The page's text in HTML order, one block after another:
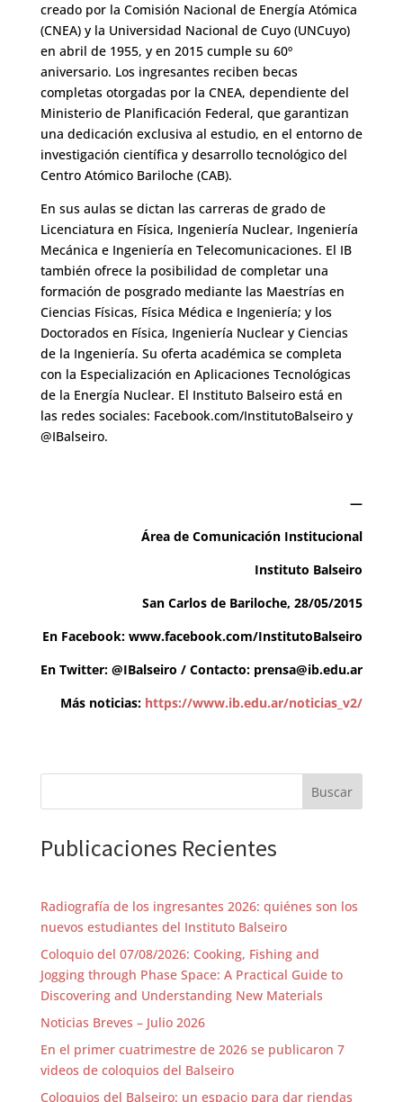
creado por la Comisión Nacional de Energía Atómica
(CNEA) y la Universidad Nacional de Cuyo (UNCuyo)
en abril de 1955, y en 2015 cumple su 60º
aniversario. Los ingresantes reciben becas
completas otorgadas por la CNEA, dependiente del
Ministerio de Planificación Federal, que garantizan
una dedicación exclusiva al estudio, en el entorno de
investigación científica y desarrollo tecnológico del
Centro Atómico Bariloche (CAB).
En sus aulas se dictan las carreras de grado de
Licenciatura en Física, Ingeniería Nuclear, Ingeniería
Mecánica e Ingeniería en Telecomunicaciones. El IB
también ofrece la posibilidad de completar una
formación de posgrado mediante las Maestrías en
Ciencias Físicas, Física Médica e Ingeniería; y los
Doctorados en Física, Ingeniería Nuclear y Ciencias
de la Ingeniería. Su oferta académica se completa
con la Especialización en Aplicaciones Tecnológicas
de la Energía Nuclear. El Instituto Balseiro está en
las redes sociales: Facebook.com/InstitutoBalseiro y
@IBalseiro.
—
Área de Comunicación Institucional
Instituto Balseiro
San Carlos de Bariloche, 28/05/2015
En Facebook: www.facebook.com/InstitutoBalseiro
En Twitter: @IBalseiro / Contacto: prensa@ib.edu.ar
Más noticias: https://www.ib.edu.ar/noticias_v2/
Buscar
Publicaciones Recientes
Radiografía de los ingresantes 2026: quiénes son los
nuevos estudiantes del Instituto Balseiro
Coloquio del 07/08/2026: Cooking, Fishing and
Jogging through Phase Space: A Practical Guide to
Discovering and Understanding New Materials
Noticias Breves – Julio 2026
En el primer cuatrimestre de 2026 se publicaron 7
videos de coloquios del Balseiro
Coloquios del Balseiro: un espacio para dar riendas